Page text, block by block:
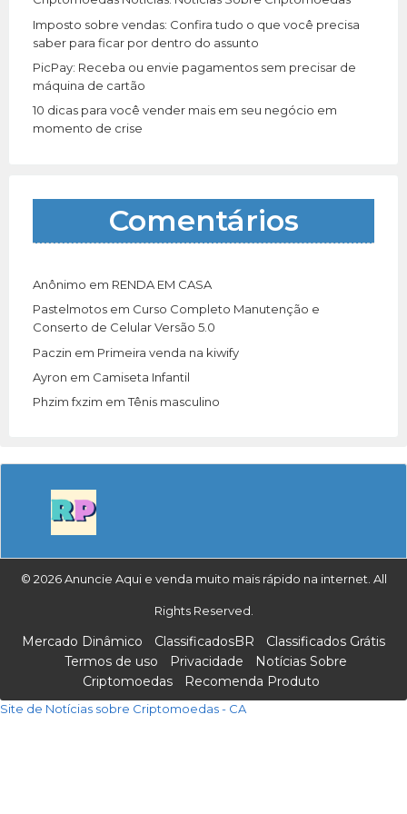
Imposto sobre vendas: Confira tudo o que você precisa
saber para ficar por dentro do assunto
PicPay: Receba ou envie pagamentos sem precisar de
máquina de cartão
10 dicas para você vender mais em seu negócio em
momento de crise
Comentários
Anônimo em RENDA EM CASA
Pastelmotos em Curso Completo Manutenção e
Conserto de Celular Versão 5.0
Paczin em Primeira venda na kiwify
Ayron em Camiseta Infantil
Phzim fxzim emTênis masculino
© 2026 Anuncie Aqui e venda muito mais rápido na internet. All
Rights Reserved.
Mercado Dinâmico ClassificadosBR
Classificados Grátis
Termos de uso
Privacidade
Notícias Sobre
Criptomoedas
Recomenda Produto
Site de Notícias sobre Criptomoedas - CA